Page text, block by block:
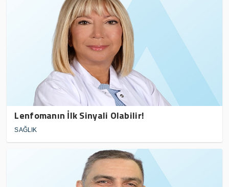
Lenfomanın İlk Sinyali Olabilir!
SAĞLIK